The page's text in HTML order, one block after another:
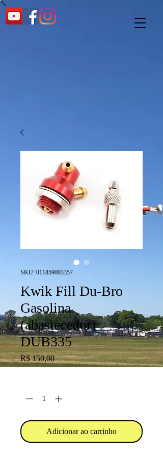
SKU: 011859003357
Kwik Fill Du-Bro
Gasolina
(abastecedor)
DUB335
R$ 150,00Preço
Adicionar ao carrinho